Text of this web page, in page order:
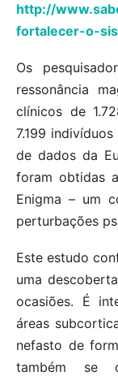
http://
fortalecer-o-
Os
ressonância
clínicos de
7.199
de dados da
foram obtidas
Enigma – um
perturbações
Este estudo
uma
ocasiões. É
áreas
nefasto de
também se